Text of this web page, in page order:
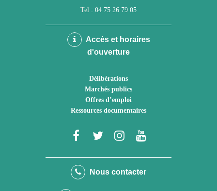
Tel : 04 75 26 79 05
Accès et horaires
d'ouverture
Délibérations
Marchés publics
Offres d’emploi
Ressources documentaires
Lien
le
Lien
le
Lien
le
Nous contacter